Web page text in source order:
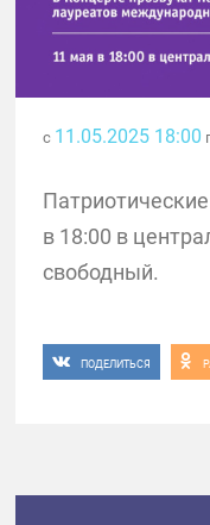
с 11.05.2025 18:00
в 18:00 в
свободный.
ПОДЕЛИТЬСЯ